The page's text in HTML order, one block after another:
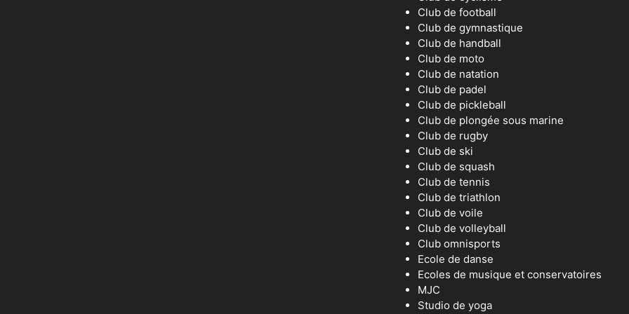
Club de football
Club de gymnastique
Club de handball
Club de moto
Club de natation
Club de padel
Club de pickleball
Club de plongée sous marine
Club de rugby
Club de ski
Club de squash
Club de tennis
Club de triathlon
Club de voile
Club de volleyball
Club omnisports
Ecole de danse
Ecoles de musique et conservatoires
MJC
Studio de yoga